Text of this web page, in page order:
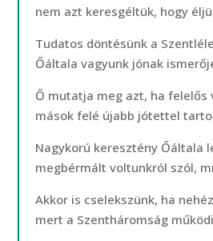
nem azt keresgéltük, hogy
Tudatos döntésünk a
Őáltala vagyunk jónak
Ő mutatja meg azt, ha felelős
mások felé újabb jótettel
Nagykorú keresztény Őáltala
megbérmált voltunkról szól,
Akkor is cselekszünk, ha
mert a Szentháromság